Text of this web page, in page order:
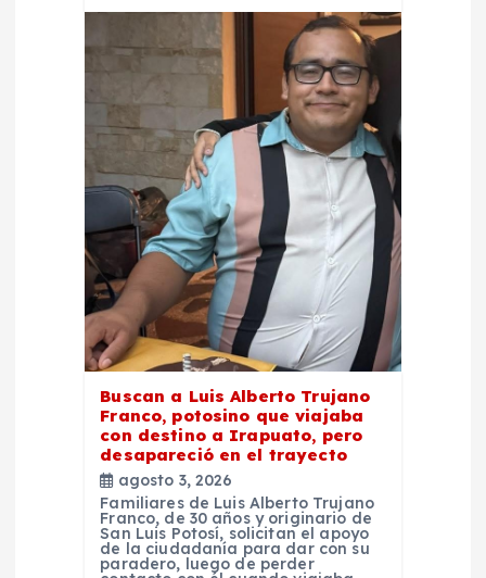
Buscan a Luis Alberto Trujano
Franco, potosino que viajaba
con destino a Irapuato, pero
desapareció en el trayecto
agosto 3, 2026
Familiares de Luis Alberto Trujano
Franco, de 30 años y originario de
San Luis Potosí, solicitan el apoyo
de la ciudadanía para dar con su
paradero, luego de perder